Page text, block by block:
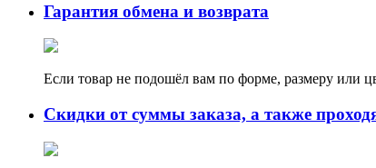
Гарантия обмена и возврата
Если товар не подошёл вам по форме, размеру или
Скидки от суммы заказа, а также